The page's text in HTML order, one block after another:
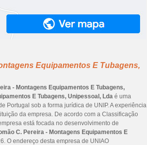
Equipamentos E Tubagens,
- Montagens Equipamentos E Tubagens,
E Tubagens, Unipessoal, Lda é uma
Portugal sob a forma jurídica de UNIP. A experiência
da empresa. De acordo com a Classificação
está focada no desenvolvimento de
C. Pereira - Montagens Equipamentos E
O endereço desta empresa de UNIAO